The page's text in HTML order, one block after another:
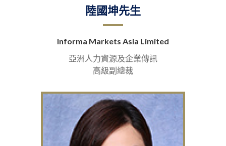
陸國坤先生
Informa Markets Asia Limited
亞洲人力資源及企業傳訊
高級副總裁